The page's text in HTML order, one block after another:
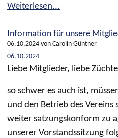
Weiterlesen...
Information für unsere
06.10.2024 von Carolin Güntner
06.10.2024
Liebe Mitglieder, liebe
so schwer es auch ist,
und den Betrieb des Vereins
weiter satzungskonform zu
unserer Vorstandssitzung